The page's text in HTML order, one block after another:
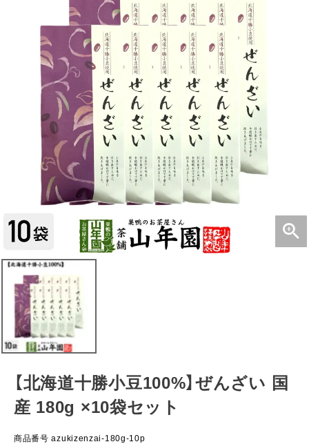
【北海道十勝小豆100%】ぜんざい 国
産 180g ×10袋セット
商品番号 azukizenzai-180g-10p